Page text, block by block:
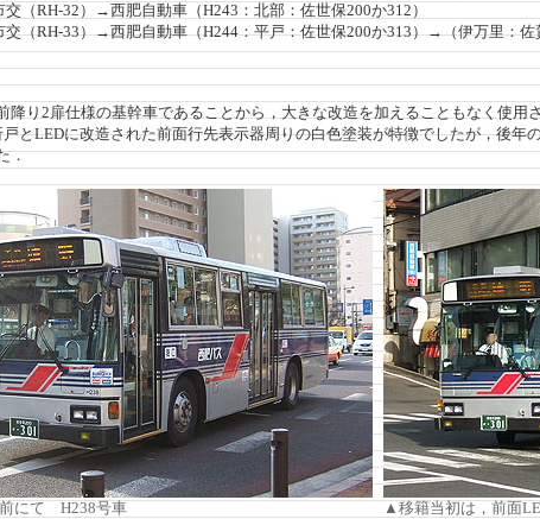
交（RH-32）→西肥自動車（H243：北部：佐世保200か312）
交（RH-33）→西肥自動車（H244：平戸：佐世保200か313）→（伊万里：佐
り2扉仕様の基幹車であることから，大きな改造を加えることもなく使用
とLEDに改造された前面行先表示器周りの白色塗装が特徴でしたが，後年
．
にて H238号車
▲移籍当初は，前面